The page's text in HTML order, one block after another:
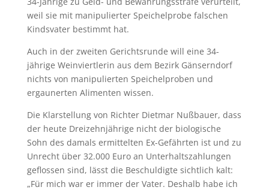
weil sie mit manipulierter Speichelprobe falschen
Kindsvater bestimmt hat.
Auch in der zweiten Gerichtsrunde will eine 34-
jährige Weinviertlerin aus dem Bezirk Gänserndorf
nichts von manipulierten Speichelproben und
ergaunerten Alimenten wissen.
Die Klarstellung von Richter Dietmar Nußbauer, dass
der heute Dreizehnjährige nicht der biologische
Sohn des damals ermittelten Ex-Gefährten ist und zu
Unrecht über 32.000 Euro an Unterhaltszahlungen
geflossen sind, lässt die Beschuldigte sichtlich kalt:
„Für mich war er immer der Vater. Deshalb habe ich